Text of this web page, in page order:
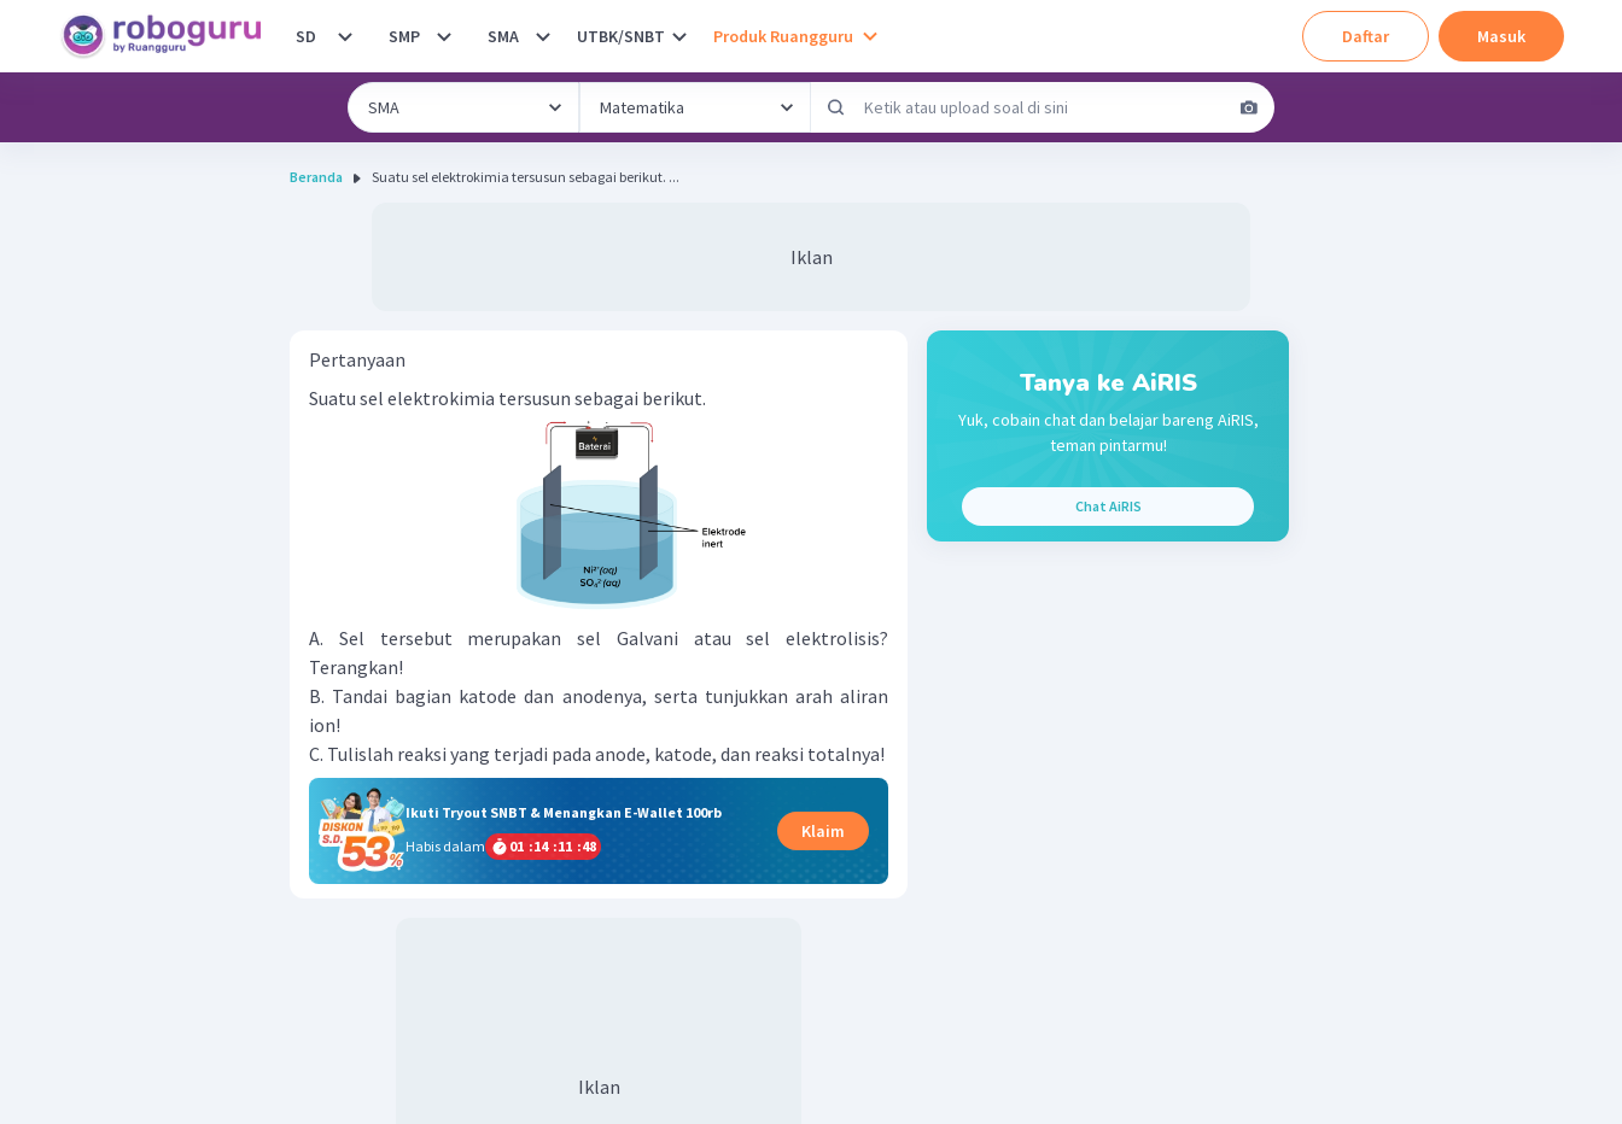
SD SMP SMA UTBK/SNBT Produk Ruangguru Daftar Masuk
Beranda Suatu sel elektrokimia tersusun sebagai berikut. ...
Iklan
Pertanyaan
Suatu sel elektrokimia tersusun sebagai berikut.
A. Sel tersebut merupakan sel Galvani atau sel elektrolisis?
Terangkan!
B. Tandai bagian katode dan anodenya, serta tunjukkan arah aliran
ion!
C. Tulislah reaksi yang terjadi pada anode, katode, dan reaksi totalnya!
Ikuti Tryout SNBT & Menangkan E-Wallet 100rb
Habis dalam
01 :14 :11 :47
Klaim
Iklan
Tanya ke AiRIS
Yuk, cobain chat dan belajar bareng AiRIS,
teman pintarmu!
Chat AiRIS